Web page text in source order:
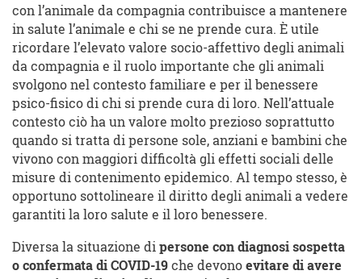
con l’animale da compagnia contribuisce a mantenere
in salute l’animale e chi se ne prende cura. È utile
ricordare l’elevato valore socio-affettivo degli animali
da compagnia e il ruolo importante che gli animali
svolgono nel contesto familiare e per il benessere
psico-fisico di chi si prende cura di loro. Nell’attuale
contesto ciò ha un valore molto prezioso soprattutto
quando si tratta di persone sole, anziani e bambini che
vivono con maggiori difficoltà gli effetti sociali delle
misure di contenimento epidemico. Al tempo stesso, è
opportuno sottolineare il diritto degli animali a vedere
garantiti la loro salute e il loro benessere.
Diversa la situazione di persone con diagnosi sospetta
o confermata di COVID-19 che devono evitare di avere